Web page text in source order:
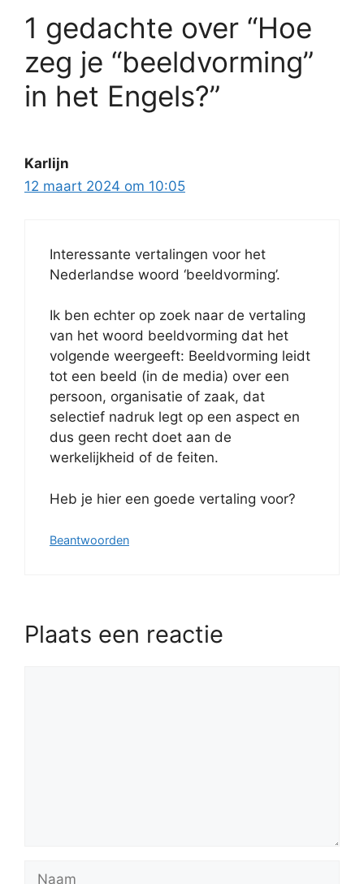
1 gedachte over “Hoe
zeg je “beeldvorming”
in het Engels?”
Karlijn
12 maart 2024 om 10:05
Interessante vertalingen voor het
Nederlandse woord ‘beeldvorming’.
Ik ben echter op zoek naar de vertaling
van het woord beeldvorming dat het
volgende weergeeft: Beeldvorming leidt
tot een beeld (in de media) over een
persoon, organisatie of zaak, dat
selectief nadruk legt op een aspect en
dus geen recht doet aan de
werkelijkheid of de feiten.
Heb je hier een goede vertaling voor?
Beantwoorden
Plaats een reactie